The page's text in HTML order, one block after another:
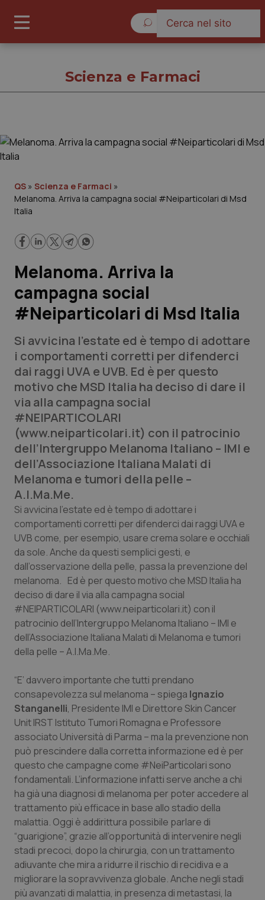
Governo e Parlamento
Regioni e Asl
Lavoro e Professioni
Scienza e Farmaci
Studi e Analisi
Lettere al direttore
Edizioni Regionali
QS Pro
Professionisti Sanitari.AI
Abruzzo
Basilicata
Calabria
Campania
Emilia-Romagna
Friuli Venezia Giulia
Lazio
Liguria
Lombardia
Marche
Molise
Piemonte
Provincia Autonoma di Bolzano
Provincia Autonoma di Trento
QS Pro Gold
Artrite & artrosi
Asma & BPCO
Car-T
Colesterolo & coronaropatie
Dermatite Atopica
Diabete & glucometri
Disturbi dell’umore
Dolore
Donna & Salute
Epatiti
HIV
Infezioni & Febbre
Ipertensione & Scompenso
QS Club Newsletter
Scienza e Farmaci
QS » Scienza e Farmaci »
Melanoma. Arriva la campagna social #Neiparticolari di Msd
Italia
Melanoma. Arriva la
campagna social
#Neiparticolari di Msd Italia
Si avvicina l’estate ed è tempo di adottare
i comportamenti corretti per difenderci
dai raggi UVA e UVB. Ed è per questo
motivo che MSD Italia ha deciso di dare il
via alla campagna social
#NEIPARTICOLARI
(www.neiparticolari.it) con il patrocinio
dell’Intergruppo Melanoma Italiano – IMI e
dell’Associazione Italiana Malati di
Melanoma e tumori della pelle –
A.I.Ma.Me.
Si avvicina l’estate ed è tempo di adottare i
comportamenti corretti per difenderci dai raggi UVA e
UVB come, per esempio, usare crema solare e occhiali
da sole. Anche da questi semplici gesti, e
dall’osservazione della pelle, passa la prevenzione del
melanoma. Ed è per questo motivo che MSD Italia ha
deciso di dare il via alla campagna social
#NEIPARTICOLARI (www.neiparticolari.it) con il
patrocinio dell’Intergruppo Melanoma Italiano – IMI e
dell’Associazione Italiana Malati di Melanoma e tumori
della pelle – A.I.Ma.Me.
“E’ davvero importante che tutti prendano
consapevolezza sul melanoma – spiega Ignazio
Stanganelli, Presidente IMI e Direttore Skin Cancer
Unit IRST Istituto Tumori Romagna e Professore
associato Università di Parma – ma la prevenzione non
può prescindere dalla corretta informazione ed è per
questo che campagne come #NeiParticolari sono
fondamentali. L’informazione infatti serve anche a chi
ha già una diagnosi di melanoma per poter accedere al
trattamento più efficace in base allo stadio della
malattia. Oggi è addirittura possibile parlare di
“guarigione”, grazie all’opportunità di intervenire negli
stadi precoci, dopo la chirurgia, con un trattamento
adiuvante che mira a ridurre il rischio di recidiva e a
migliorare la sopravvivenza globale. Anche negli stadi
più avanzati di malattia, in presenza di metastasi, la